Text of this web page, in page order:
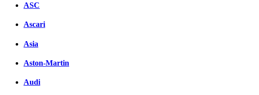
ASC
Ascari
Asia
Aston-Martin
Audi